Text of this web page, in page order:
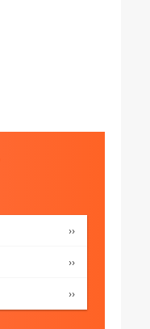
››
››
››